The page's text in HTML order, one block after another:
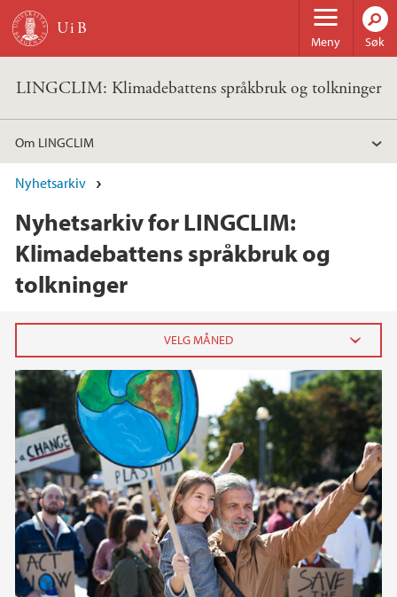
Hopp til hovedinnhold
Meny Søk
LINGCLIM: Klimadebattens språkbruk og tolkninger
Om LINGCLIM
Nyhetsarkiv
Nyhetsarkiv for LINGCLIM:
Klimadebattens språkbruk og
tolkninger
2025
juni (2)
mars (2)
2024
2023
2022